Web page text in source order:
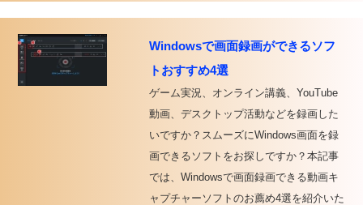
Windowsで画面録画ができるソフ
トおすすめ4選
ゲーム実況、オンライン講義、YouTube
動画、デスクトップ活動などを録画した
いですか？スムーズにWindows画面を録
画できるソフトをお探しですか？本記事
では、Windowsで画面録画できる動画キ
ャプチャーソフトのお薦め4選を紹介いた